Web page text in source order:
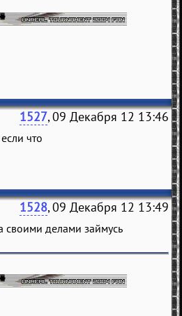
1527, 09 Декабря 12 13:46
что
1528, 09 Декабря 12 13:49
своими делами займусь